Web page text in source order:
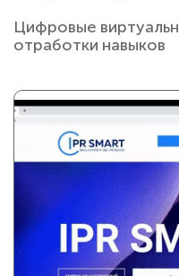
Цифровые
отработки навыков